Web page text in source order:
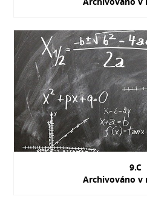
9.C
Archivováno v